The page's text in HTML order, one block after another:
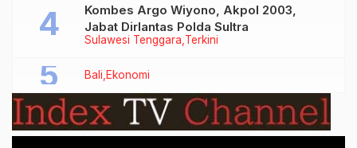
Sulawesi Tenggara Terkini
Kombes Argo Wiyono, Akpol 2003,
Jabat Dirlantas Polda Sultra
Bali Ekonomi